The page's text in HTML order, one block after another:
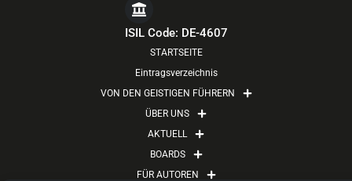
c
e
o
o
w
i
t
t
e
r
t
a
g
r
a
m
t
e
ISIL Code: DE-4607
STARTSEITE
Eintragsverzeichnis
VON DEN GEISTIGEN FÜHRERN
ÜBER UNS
AKTUELL
BOARDS
FÜR AUTOREN